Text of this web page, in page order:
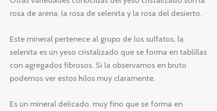
rosa de arena, la rosa de selenita y la rosa del desierto.
Este mineral pertenece al grupo de los sulfatos, la
selenita es un yeso cristalizado que se forma en tablillas
con agregados fibrosos. Si la observamos en bruto
podemos ver estos hilos muy claramente.
Es un mineral delicado, muy fino que se forma en